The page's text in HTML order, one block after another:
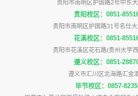
贵阳市南明区护国路2号中东
贵阳校区：0851-
贵阳市南明区护国路31号名仕
花溪校区：0851-
贵阳市花溪区花石路(贵州大学
遵义校区：0851-
遵义市汇川区北海路汇金
毕节校区：0857-